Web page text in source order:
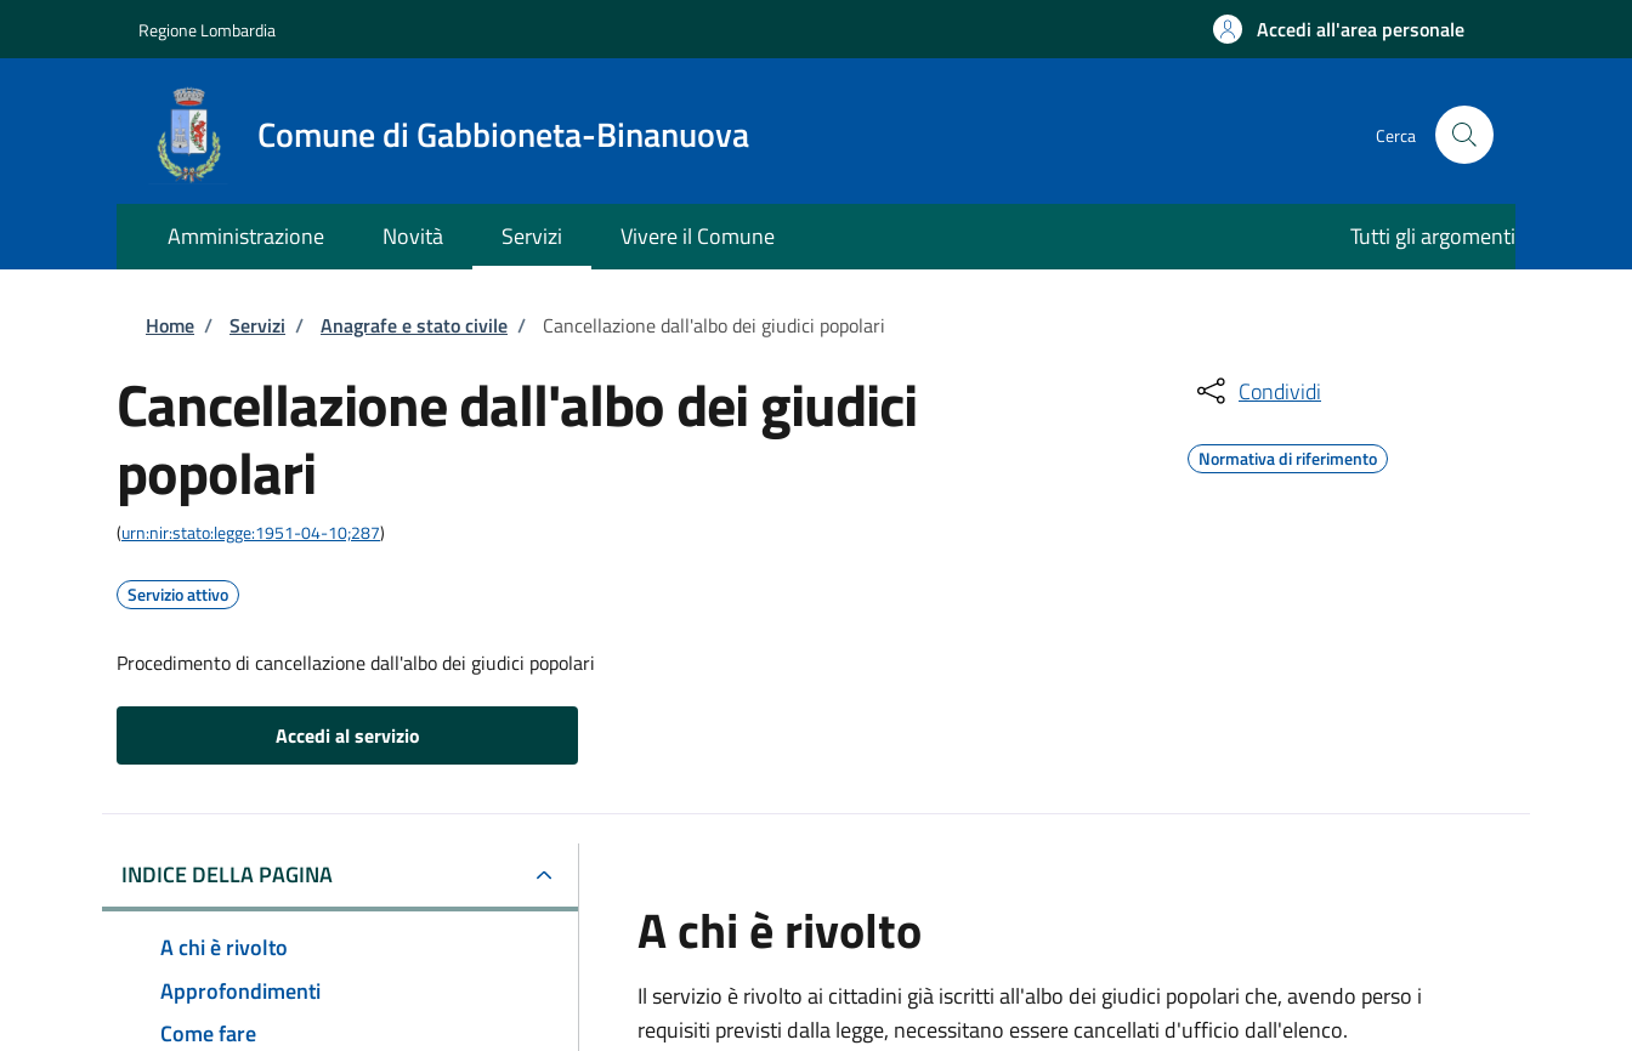
Regione Lombardia Accedi all'area personale
Comune di Gabbioneta-Binanuova Cerca
Amministrazione Novità Servizi Vivere il Comune Tutti gli argomenti
Briciole di pane
Home / Servizi / Anagrafe e stato civile / Cancellazione dall'albo dei giudici popolari
Cancellazione dall'albo dei giudici
popolari
(urn:nir:stato:legge:1951-04-10;287)
Servizio attivo
Procedimento di cancellazione dall'albo dei giudici popolari
Accedi al servizio
Condividi
Normativa di riferimento
INDICE DELLA PAGINA
A chi è rivolto
Approfondimenti
Come fare
A chi è rivolto
Il servizio è rivolto ai cittadini già iscritti all'albo dei giudici popolari che, avendo perso i
requisiti previsti dalla legge, necessitano essere cancellati d'ufficio dall'elenco.